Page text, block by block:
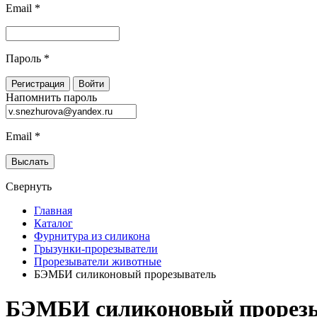
Email *
Пароль *
Напомнить пароль
Email *
Свернуть
Главная
Каталог
Фурнитура из силикона
Грызунки-прорезыватели
Прорезыватели животные
БЭМБИ силиконовый прорезыватель
БЭМБИ силиконовый